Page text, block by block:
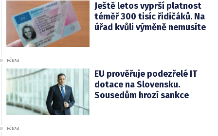
Ještě letos vyprší platnost
téměř 300 tisíc řidičáků. Na
úřad kvůli výměně nemusíte
včera
EU prověřuje podezřelé IT
dotace na Slovensku.
Sousedům hrozí sankce
včera